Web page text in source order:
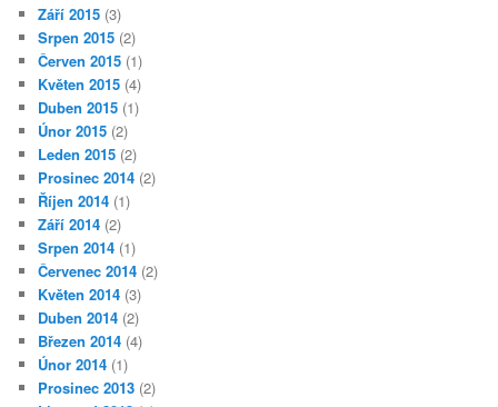
Září 2015 (3)
Srpen 2015 (2)
Červen 2015 (1)
Květen 2015 (4)
Duben 2015 (1)
Únor 2015 (2)
Leden 2015 (2)
Prosinec 2014 (2)
Říjen 2014 (1)
Září 2014 (2)
Srpen 2014 (1)
Červenec 2014 (2)
Květen 2014 (3)
Duben 2014 (2)
Březen 2014 (4)
Únor 2014 (1)
Prosinec 2013 (2)